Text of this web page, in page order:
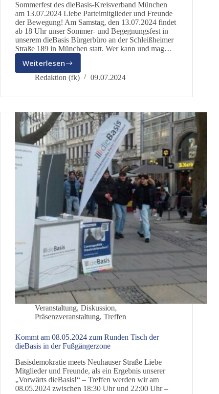
Sommerfest des dieBasis-Kreisverband München
am 13.07.2024 Liebe Parteimitglieder und Freunde
der Bewegung! Am Samstag, den 13.07.2024 findet
ab 18 Uhr unser Sommer- und Begegnungsfest in
unserem dieBasis Bürgerbüro an der Schleißheimer
Straße 189 in München statt. Wer kann und mag…
Weiterlesen
dieBasis
Sommerfest
Redaktion (fk) 09.07.2024
Veranstaltung, Diskussion,
Präsenzveranstaltung, Treffen
Kommt am 08.05.2024 zum Runden Tisch der
dieBasis in der Fußgängerzone
Basisdemokratie meets Neuhauser Straße Liebe
Mitglieder und Freunde, als ein Ergebnis unserer
„Vorwärts dieBasis!“ – Treffen werden wir am
08.05.2024 zwischen 18:30 Uhr und 22:00 Uhr –